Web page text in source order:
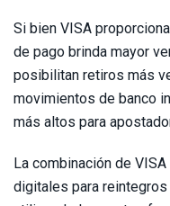
Si bien VISA
de pago brinda mayor
posibilitan retiros más
movimientos de banco
más altos para
La combinación de
digitales para